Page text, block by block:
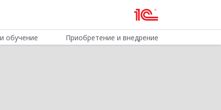
обучение Приобретение и внедрение